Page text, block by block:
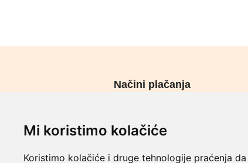
Mi koristimo kolačiće
Koristimo kolačiće i druge tehnologije praćenja
Načini plačanja